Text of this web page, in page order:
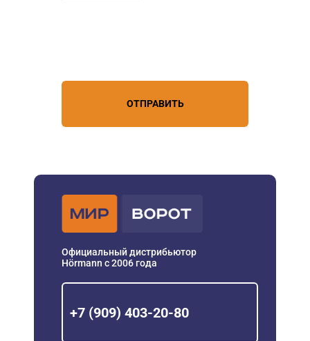
ОТПРАВИТЬ
Официальный дистрибьютор
Hörmann с 2006 года
+7 (909) 403-20-80